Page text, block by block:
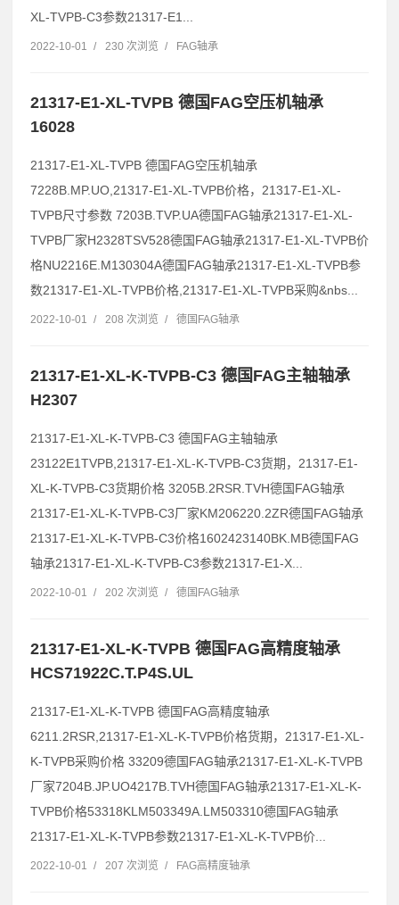
XL-TVPB-C3参数21317-E1...
2022-10-01 / 230 次浏览 / FAG轴承
21317-E1-XL-TVPB 德国FAG空压机轴承
16028
21317-E1-XL-TVPB 德国FAG空压机轴承
7228B.MP.UO,21317-E1-XL-TVPB价格，21317-E1-XL-
TVPB尺寸参数 7203B.TVP.UA德国FAG轴承21317-E1-XL-
TVPB厂家H2328TSV528德国FAG轴承21317-E1-XL-TVPB价
格NU2216E.M130304A德国FAG轴承21317-E1-XL-TVPB参
数21317-E1-XL-TVPB价格,21317-E1-XL-TVPB采购&nbs...
2022-10-01 / 208 次浏览 / 德国FAG轴承
21317-E1-XL-K-TVPB-C3 德国FAG主轴轴承
H2307
21317-E1-XL-K-TVPB-C3 德国FAG主轴轴承
23122E1TVPB,21317-E1-XL-K-TVPB-C3货期，21317-E1-
XL-K-TVPB-C3货期价格 3205B.2RSR.TVH德国FAG轴承
21317-E1-XL-K-TVPB-C3厂家KM206220.2ZR德国FAG轴承
21317-E1-XL-K-TVPB-C3价格1602423140BK.MB德国FAG
轴承21317-E1-XL-K-TVPB-C3参数21317-E1-X...
2022-10-01 / 202 次浏览 / 德国FAG轴承
21317-E1-XL-K-TVPB 德国FAG高精度轴承
HCS71922C.T.P4S.UL
21317-E1-XL-K-TVPB 德国FAG高精度轴承
6211.2RSR,21317-E1-XL-K-TVPB价格货期，21317-E1-XL-
K-TVPB采购价格 33209德国FAG轴承21317-E1-XL-K-TVPB
厂家7204B.JP.UO4217B.TVH德国FAG轴承21317-E1-XL-K-
TVPB价格53318KLM503349A.LM503310德国FAG轴承
21317-E1-XL-K-TVPB参数21317-E1-XL-K-TVPB价...
2022-10-01 / 207 次浏览 / FAG高精度轴承